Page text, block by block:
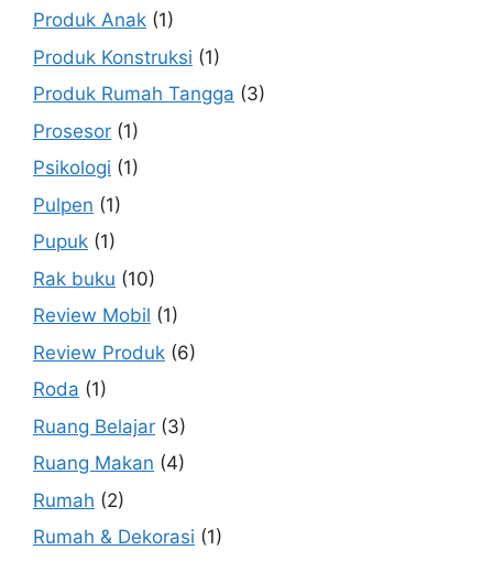
Produk Anak (1)
Produk Konstruksi (1)
Produk Rumah Tangga (3)
Prosesor (1)
Psikologi (1)
Pulpen (1)
Pupuk (1)
Rak buku (10)
Review Mobil (1)
Review Produk (6)
Roda (1)
Ruang Belajar (3)
Ruang Makan (4)
Rumah (2)
Rumah & Dekorasi (1)